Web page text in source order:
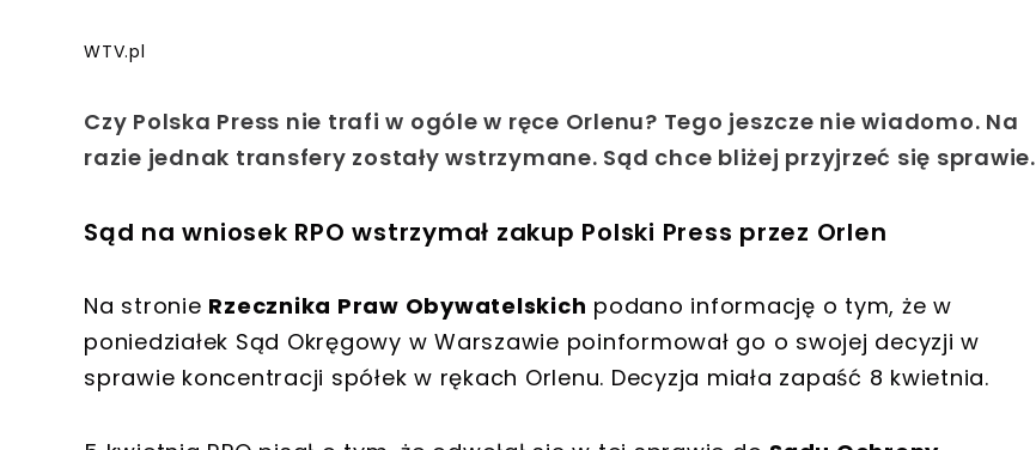
WTV.pl
Czy Polska Press nie trafi w ogóle w ręce Orlenu? Tego jeszcze nie wiadomo. Na
razie jednak transfery zostały wstrzymane. Sąd chce bliżej przyjrzeć się sprawie.
Sąd na wniosek RPO wstrzymał zakup Polski Press przez Orlen
Na stronie Rzecznika Praw Obywatelskich podano informację o tym, że w
poniedziałek Sąd Okręgowy w Warszawie poinformował go o swojej decyzji w
sprawie koncentracji spółek w rękach Orlenu. Decyzja miała zapaść 8 kwietnia.